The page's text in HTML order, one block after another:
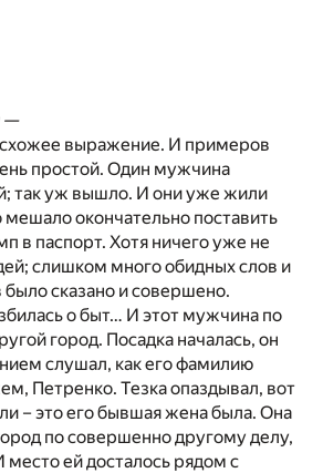
—
выражение. И примеров
простой. Один мужчина
так уж вышло. И они уже жили
мешало окончательно поставить
в паспорт. Хотя ничего уже не
слишком много обидных слов и
сказано и совершено.
о быт… И этот мужчина по
город. Посадка началась, он
слушал, как его фамилию
Петренко. Тезка опаздывал, вот
– это его бывшая жена была. Она
по совершенно другому делу,
место ей досталось рядом с